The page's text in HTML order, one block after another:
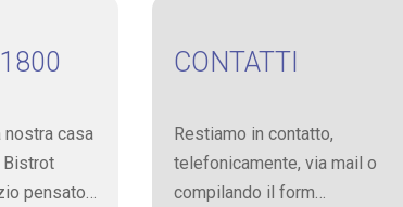
nostra casa
Bistrot
pensato…
CONTATTI
Restiamo in contatto,
telefonicamente, via mail o
compilando il form…